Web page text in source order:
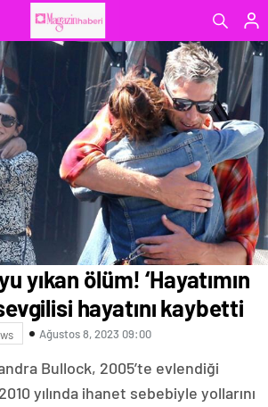
yıkan ölüm! ‘Hayatımın
hayatını kaybetti
Ağustos 8, 2023 09:00
Bullock, 2005’te evlendiği
yılında ihanet sebebiyle yollarını